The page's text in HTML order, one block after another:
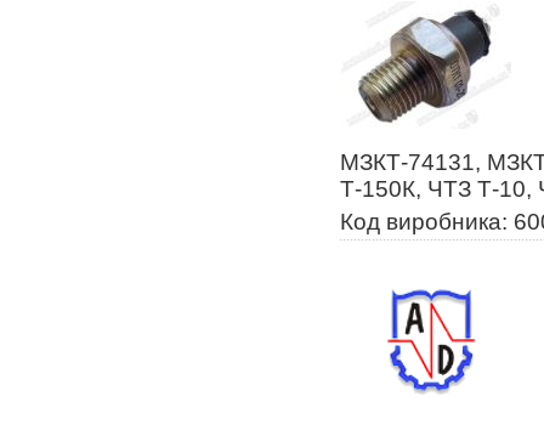
МЗКТ-74131,
Т-150К, ЧТЗ Т-10,
Код виробника: